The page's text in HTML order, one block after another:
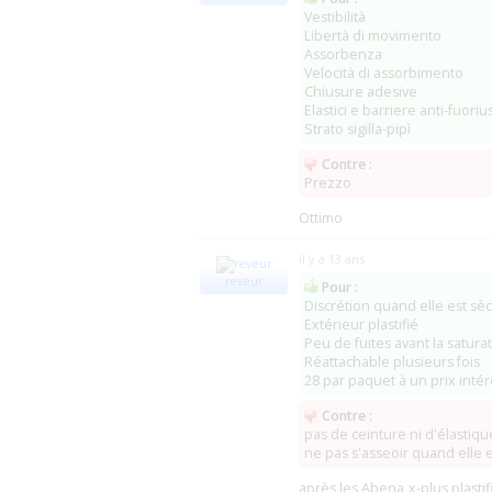
(Schaijk)
(Ravenstein)
daynitecare.ca(Varennes)
(0)
EMTE Handelsbolag (Vuxshopen)
(CA Ventura)
(Rhome)
Allegro Medical(IL Bolingbrook)
Walmart Supermarkets
EnsuraHealth(Seattle)
Dignity Medical Supplies(Saint Louis)
Rely Medical Supply(Minneapolis)
Vitality Medical(Salt Lake City)
Dignity Medical Supplies(St. Louis)
Bright Medical(PA Huntingdon Valley)
National Incontinence
Diapers and Kidswear (Scarborough Store)
Adult Diapers 4 Less (Brooklyn Park)
Fishers Products
The CareGiver Partnership(Neenah)
Vestibilità
Libertà di movimento
Assorbenza
Velocità di assorbimento
Chiusure adesive
Elastici e barriere anti-
Strato sigilla-pipì
Contre :
Prezzo
Ottimo
reveur
Pour :
Discrétion quand elle est
Extérieur plastifié
Peu de fuites avant la
Réattachable plusieurs fois
28 par paquet à un prix
Contre :
pas de ceinture ni
ne pas s'asseoir quand elle
après les Abena x-plus